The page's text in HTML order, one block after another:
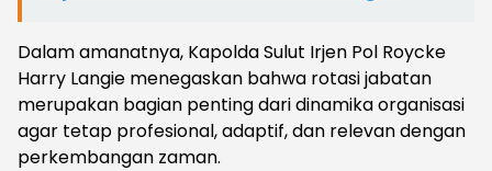
Dalam amanatnya, Kapolda Sulut Irjen Pol Roycke
Harry Langie menegaskan bahwa rotasi jabatan
merupakan bagian penting dari dinamika organisasi
agar tetap profesional, adaptif, dan relevan dengan
perkembangan zaman.